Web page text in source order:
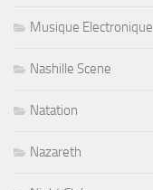
Musique Electronique
Nashille Scene
Natation
Nazareth